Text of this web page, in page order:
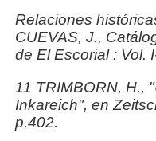
Relaciones
CUEVAS, J.,
de El Escorial : Vol.
11 TRIMBORN, H.,
Inkareich", en
p.402.